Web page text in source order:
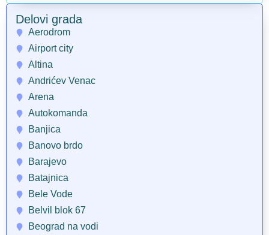
Delovi grada
Aerodrom
Airport city
Altina
Andrićev Venac
Arena
Autokomanda
Banjica
Banovo brdo
Barajevo
Batajnica
Bele Vode
Belvil blok 67
Beograd na vodi